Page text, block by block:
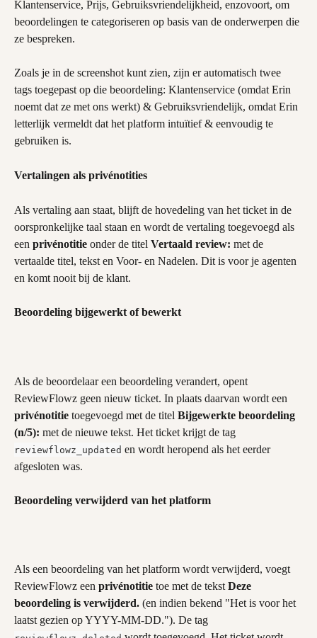
Klantenservice, Prijs, Gebruiksvriendelijkheid, enzovoort, om
beoordelingen te categoriseren op basis van de onderwerpen die
ze bespreken.
Zoals je in de screenshot kunt zien, zijn er automatisch twee
tags toegepast op die beoordeling: Klantenservice (omdat Erin
noemt dat ze met ons werkt) & Gebruiksvriendelijk, omdat Erin
letterlijk vermeldt dat het platform intuïtief & eenvoudig te
gebruiken is.
Vertalingen als privénotities
Als vertaling aan staat, blijft de hovedeling van het ticket in de
oorspronkelijke taal staan en wordt de vertaling toegevoegd als
een privénotitie onder de titel Vertaald review: met de
vertaalde titel, tekst en Voor- en Nadelen. Dit is voor je agenten
en komt nooit bij de klant.
Beoordeling bijgewerkt of bewerkt
Als de beoordelaar een beoordeling verandert, opent
ReviewFlowz geen nieuw ticket. In plaats daarvan wordt een
privénotitie toegevoegd met de titel Bijgewerkte beoordeling
(n/5): met de nieuwe tekst. Het ticket krijgt de tag
reviewflowz_updated en wordt heropend als het eerder
afgesloten was.
Beoordeling verwijderd van het platform
Als een beoordeling van het platform wordt verwijderd, voegt
ReviewFlowz een privénotitie toe met de tekst Deze
beoordeling is verwijderd. (en indien bekend "Het is voor het
laatst gezien op YYYY-MM-DD."). De tag